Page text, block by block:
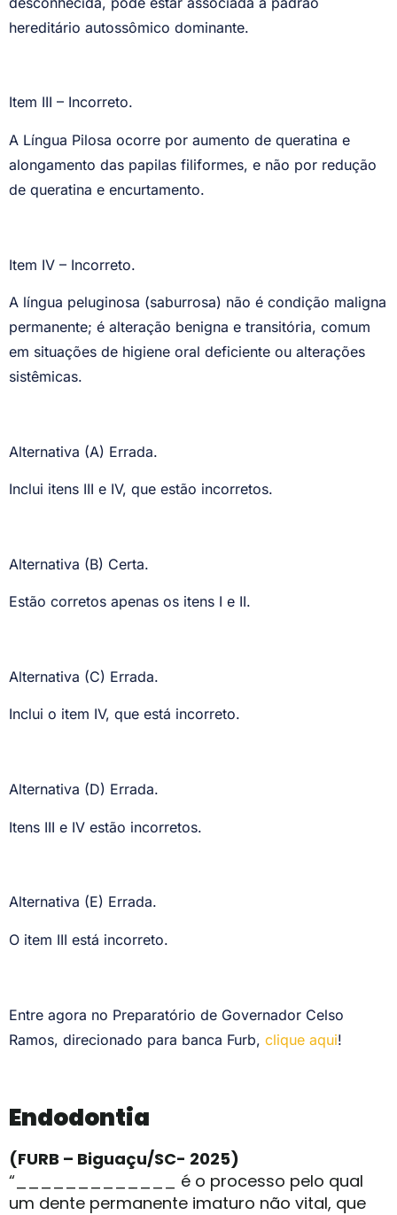
hereditário autossômico dominante.
Item III – Incorreto.
A Língua Pilosa ocorre por aumento de queratina e
alongamento das papilas filiformes, e não por redução
de queratina e encurtamento.
Item IV – Incorreto.
A língua peluginosa (saburrosa) não é condição maligna
permanente; é alteração benigna e transitória, comum
em situações de higiene oral deficiente ou alterações
sistêmicas.
Alternativa (A) Errada.
Inclui itens III e IV, que estão incorretos.
Alternativa (B) Certa.
Estão corretos apenas os itens I e II.
Alternativa (C) Errada.
Inclui o item IV, que está incorreto.
Alternativa (D) Errada.
Itens III e IV estão incorretos.
Alternativa (E) Errada.
O item III está incorreto.
Entre agora no Preparatório de Governador Celso
Ramos, direcionado para banca Furb, clique aqui!
Endodontia
(FURB – Biguaçu/SC- 2025)
“_____________ é o processo pelo qual
um dente permanente imaturo não vital, que